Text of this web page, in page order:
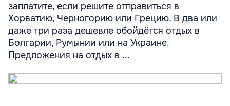
заплатите, если решите отправиться в
Хорватию, Черногорию или Грецию. В два или
даже три раза дешевле обойдётся отдых в
Болгарии, Румынии или на Украине.
Предложения на отдых в ...